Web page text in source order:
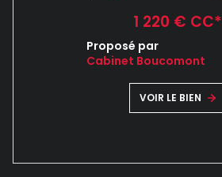
1 220 € CC*
Proposé par
Cabinet Boucomont
VOIR LE BIEN